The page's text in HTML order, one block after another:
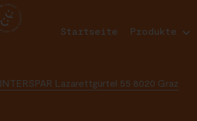
Startseite Produkte
INTERSPAR Lazarettgürtel 55 8020 Graz